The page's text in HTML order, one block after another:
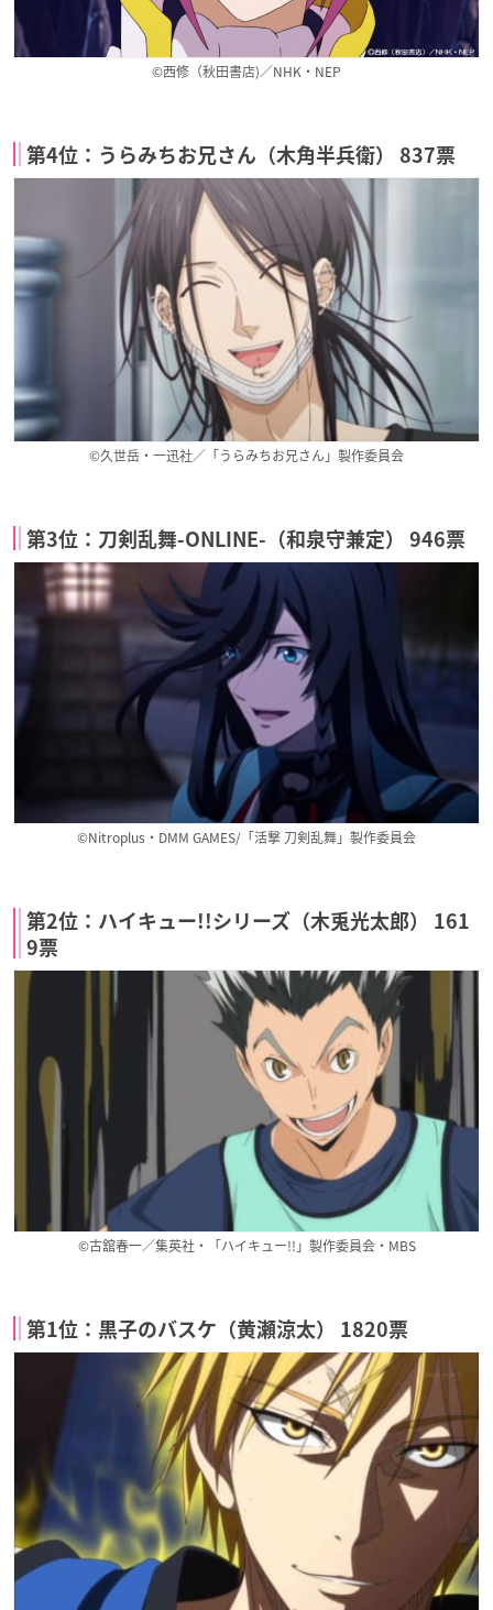
©西修（秋田書店)／NHK・NEP
第4位：うらみちお兄さん（木角半兵衛） 837票
©久世岳・一迅社／「うらみちお兄さん」製作委員会
第3位：刀剣乱舞-ONLINE-（和泉守兼定） 946票
©Nitroplus・DMM GAMES/「活撃 刀剣乱舞」製作委員会
第2位：ハイキュー!!シリーズ（木兎光太郎） 161
9票
©古舘春一／集英社・「ハイキュー!!」製作委員会・MBS
第1位：黒子のバスケ（黄瀬涼太） 1820票